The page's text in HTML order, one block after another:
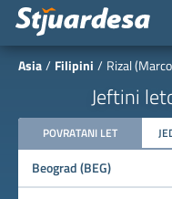
Asia Filipini Rizal
Jeftini
POVRATANI LET